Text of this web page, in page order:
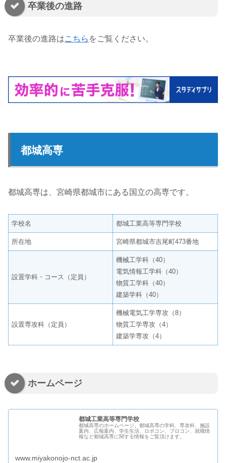
卒業後の進路
卒業後の進路はこちら をご覧ください。
都城高専
都城高専は、宮崎県都城市にある国立の高専です。
学校名 都城工業高等専門学校
所在地 宮崎県都城市吉尾町473番地
設置学科・コース（定員）
機械工学科（40）
電気情報工学科（40）
物質工学科（40）
建築学科（40）
設置専攻科（定員）
機械電気工学専攻（8）
物質工学専攻（4）
建築学専攻（4）
ホームページ
都城工業高等専門学校
都城高専のホームページ。都城高専の学科、専攻科、施設
案内、広報案内、学生生活、ロボコン、プロコン、就職情
報など都城高専に関する情報をご覧頂けます。
www.miyakonojo-nct.ac.jp